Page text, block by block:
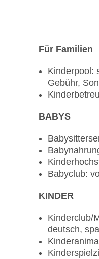
Für Familien
Kinderpool:
Gebühr,
BABYS
Babyclub:
KINDER
Kinderclub/
deutsch,